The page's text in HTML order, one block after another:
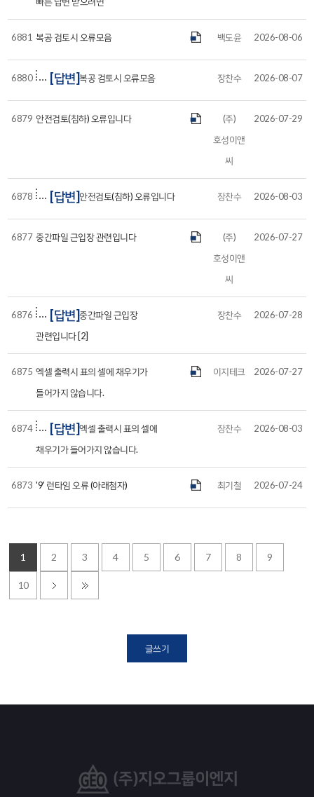
6881 복공 검토시 오류모음 백도윤 2026-08-06
6880 [답변]복공 검토시 오류모음 장찬수 2026-08-07
6879 안전검토(침하) 오류입니다
(주)
호성이앤
씨
2026-07-29
6878 [답변]안전검토(침하) 오류입니다 장찬수 2026-08-03
6877 중간파일 근입장 관련입니다
(주)
호성이앤
씨
2026-07-27
6876 [답변]중간파일 근입장
관련입니다 [2]
장찬수 2026-07-28
6875 엑셀 출력시 표의 셀에 채우기가
들어가지 않습니다.
이지테크 2026-07-27
6874 [답변]엑셀 출력시 표의 셀에
채우기가 들어가지 않습니다.
장찬수 2026-08-03
6873 '9' 런타임 오류 (아래첨자) 최기철 2026-07-24
1 2 3 4 5 6 7 8 9
10
글쓰기